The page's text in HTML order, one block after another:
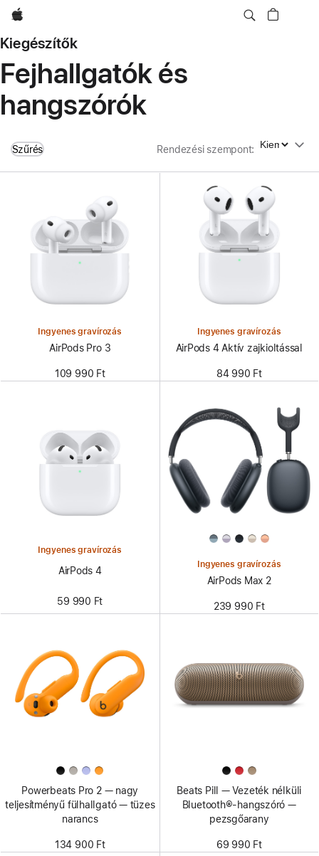
Apple
Kiegészítők
Fejhallgatók és
hangszórók
Szűrés Rendezési szempont: Rendezési szempont
Ingyenes gravírozás
AirPods Pro 3
109 990 Ft
Ingyenes gravírozás
AirPods 4 Aktív zajkioltással
84 990 Ft
Ingyenes gravírozás
AirPods 4
59 990 Ft
Ingyenes gravírozás
AirPods Max 2
239 990 Ft
Powerbeats Pro 2 — nagy
teljesítményű fülhallgató — tüzes
narancs
134 900 Ft
Beats Pill — Vezeték nélküli
Bluetooth®-hangszóró —
pezsgőarany
69 990 Ft